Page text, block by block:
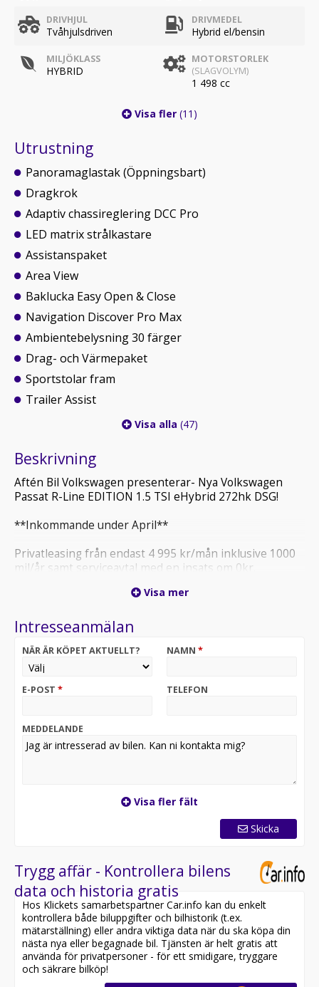
DRIVHJUL
Tvåhjulsdriven
DRIVMEDEL
Hybrid el/bensin
MILJÖKLASS
HYBRID
MOTORSTORLEK
(SLAGVOLYM)
1 498 cc
Visa fler (11)
Utrustning
Panoramaglastak (Öppningsbart)
Dragkrok
Adaptiv chassireglering DCC Pro
LED matrix strålkastare
Assistanspaket
Area View
Baklucka Easy Open & Close
Navigation Discover Pro Max
Ambientebelysning 30 färger
Drag- och Värmepaket
Sportstolar fram
Trailer Assist
Visa alla (47)
Beskrivning
Aftén Bil Volkswagen presenterar- Nya Volkswagen
Passat R-Line EDITION 1.5 TSI eHybrid 272hk DSG!
**Inkommande under April**
Privatleasing från endast 4 995 kr/mån inklusive 1000
mil/år samt serviceavtal med en insats om 0kr.
Privatleasing fr. 3 995 kr/mån inkl. insats om 35 000 kr
Nya Passat eHybrid. Med en sofistikerad fusion av
modern teknologi och stilfull design tar den dig mot en
på upp till 130 km på enbart el!
Nya Passat eHybrid kombinerar innovation och
prestanda på ett sätt som aldrig tidigare skådats. Med
sin avancerade hybridteknik ger den dig både kraft och
prestandan från en bensinmotor.
Med Passat eHybrid tar du ett stort steg mot en
grönare framtid. Med en imponerande elektrisk
koldioxidavtryck, utan njuter också av fördelarna med
lägre utsläpp och förbättrad bränsleekonomi. Utrustad
med det senaste inom bilteknologi, erbjuder Nya
Passat eHybrid en helt ny upplevelse av bekvämlighet
och säkerhet. Från avancerade förarassistanssystem till
intuitiva infotainmentfunktioner, är varje detalj
utformad för att förbättra din körupplevelse.
Med sin eleganta och moderna design fångar Nya
Visa mer
Intresseanmälan
NÄR ÄR KÖPET AKTUELLT? NAMN *
E-POST * TELEFON
MEDDELANDE
Visa fler fält
Skicka
Trygg affär - Kontrollera bilens
data och historia gratis
Hos Klickets samarbetspartner Car.info kan du enkelt
kontrollera både biluppgifter och bilhistorik (t.ex.
mätarställning) eller andra viktiga data när du ska köpa din
nästa nya eller begagnade bil. Tjänsten är helt gratis att
använda för privatpersoner - för ett smidigare, tryggare
och säkrare bilköp!